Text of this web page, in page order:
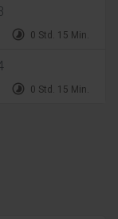
timelapse 0 Std. 15 Min.
timelapse 0 Std. 15 Min.